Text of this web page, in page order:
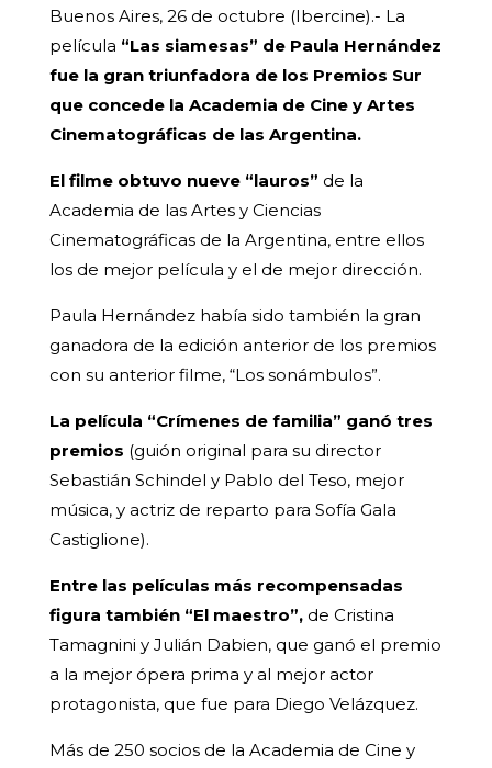
Buenos Aires, 26 de octubre (Ibercine).- La
película “Las siamesas” de Paula Hernández
fue la gran triunfadora de los Premios Sur
que concede la Academia de Cine y Artes
Cinematográficas de las Argentina.
El filme obtuvo nueve “lauros” de la
Academia de las Artes y Ciencias
Cinematográficas de la Argentina, entre ellos
los de mejor película y el de mejor dirección.
Paula Hernández había sido también la gran
ganadora de la edición anterior de los premios
con su anterior filme, “Los sonámbulos”.
La película “Crímenes de familia” ganó tres
premios (guión original para su director
Sebastián Schindel y Pablo del Teso, mejor
música, y actriz de reparto para Sofía Gala
Castiglione).
Entre las películas más recompensadas
figura también “El maestro”,de Cristina
Tamagnini y Julián Dabien, que ganó el premio
a la mejor ópera prima y al mejor actor
protagonista, que fue para Diego Velázquez.
Más de 250 socios de la Academia de Cine y